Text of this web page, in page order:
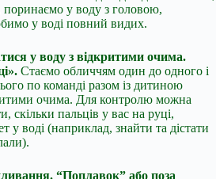
у воду з головою,
у воді повний видих.
у воду з відкритими очима.
Стаємо обличчям один до одного і
по команді разом із дитиною
очима. Для контролю можна
скільки пальців у вас на руці,
у воді (наприклад, знайти та дістати
“Поплавок” або поза